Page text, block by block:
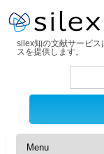
silex知の文献サービ
スを提供します。
検